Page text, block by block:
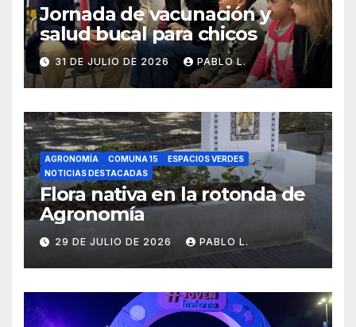
Jornada de vacunación y
salud bucal para chicos
31 DE JULIO DE 2026 PABLO L.
AGRONOMÍA COMUNA 15
ESPACIOS VERDES
NOTICIAS DESTACADAS
Flora nativa en la rotonda de
Agronomía
29 DE JULIO DE 2026 PABLO L.